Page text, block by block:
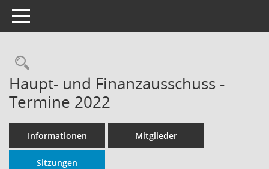
Toggle navigation
Rechercheauswahl
Haupt- und Finanzausschuss -
Termine 2022
Informationen Mitglieder
Sitzungen